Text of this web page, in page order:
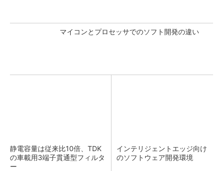
マイコンとプロセッサでのソフト開発の違い
静電容量は従来比10倍、TDK
の車載用3端子貫通型フィルタ
ー
インテリジェントエッジ向け
のソフトウェア開発環境